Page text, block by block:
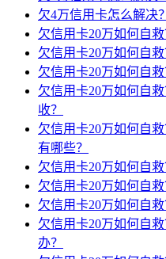
欠4万信用卡怎么解决
欠信用卡20万如何自
欠信用卡20万如何自
欠信用卡20万如何自
欠信用卡20万如何自
收？
欠信用卡20万如何自
有哪些？
欠信用卡20万如何自
欠信用卡20万如何自
欠信用卡20万如何自
欠信用卡20万如何自
办？